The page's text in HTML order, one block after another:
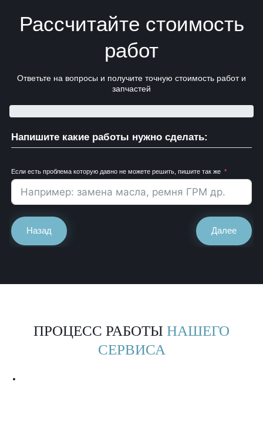
Рассчитайте стоимость
работ
Ответьте на вопросы и получите точную стоимость работ и
запчастей
Напишите какие работы нужно сделать:
Если есть проблема которую давно не можете решить, пишите так же
Назад Далее
ПРОЦЕСС РАБОТЫ НАШЕГО
СЕРВИСА